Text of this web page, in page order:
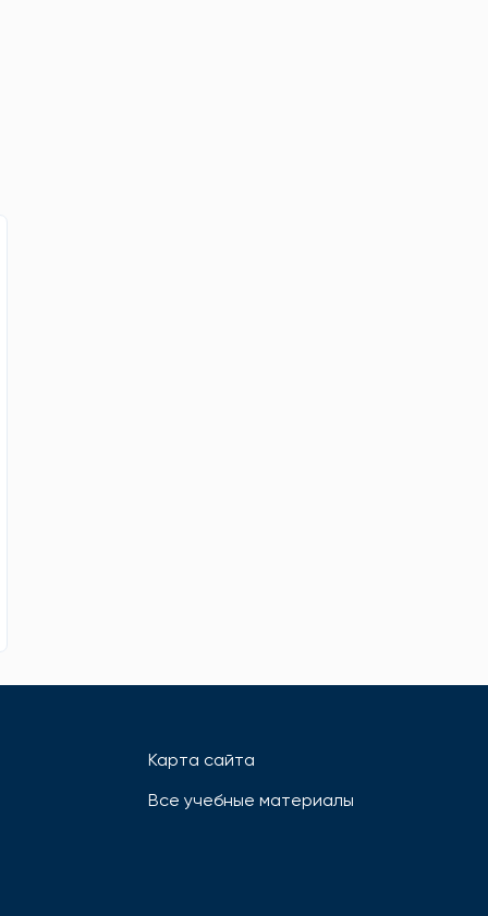
Карта сайта
Все учебные материалы